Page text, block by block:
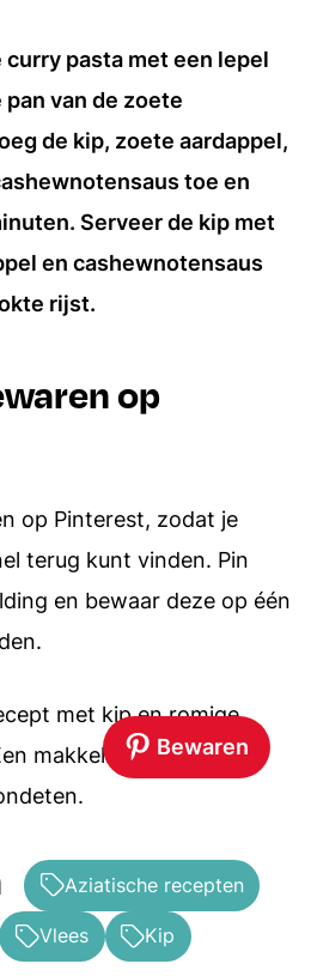
curry pasta met een lepel
van de zoete
de kip, zoete aardappel,
toe en
Serveer de kip met
en cashewnotensaus
rijst.
op
op Pinterest, zodat je
terug kunt vinden. Pin
en bewaar deze op één
Bewaren
Aziatische recepten
Vlees Kip